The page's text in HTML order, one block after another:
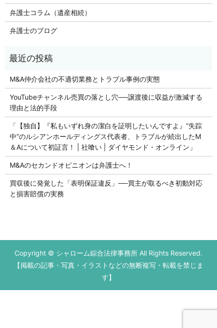
弁護士コラム（遺産相続）
弁護士のブログ
M&A仲介会社の不適切業務とトラブル事例の実態
YouTubeチャンネル売買の落とし穴──譲渡後に収益が激減する
理由と法的手段
「【独自】『私もいずれ身の潔白を証明したいんですよ』“失踪
中”のルシアンホールディングス代表者、トラブルが続出したM
＆Aについて初証言！ | 社喰い | ダイヤモンド・オンライン」
M&Aのセカンドオピニオンは弁護士へ！
買収後に発覚した「表明保証違反」──買主が取るべき初動対応
と損害賠償の実務
Copyright © シャローム綜合法律事務所 All Rights Reserved.
【掲載の記事・写真・イラストなどの無断複写・転載を禁じま
す】